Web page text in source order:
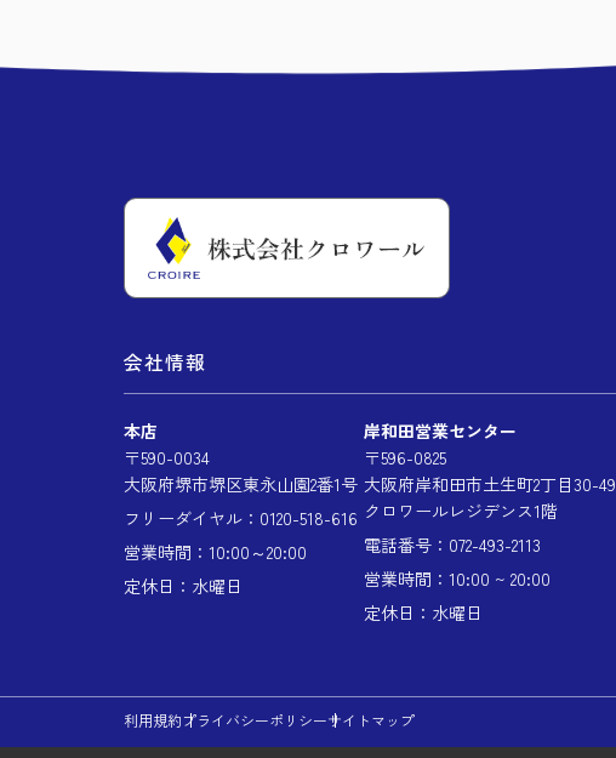
会社情報
本店
〒590-0034
大阪府堺市堺区東永山園2番1号
フリーダイヤル：0120-518-616
営業時間：10:00～20:00
定休日：水曜日
岸和田営業センター
〒596-0825
大阪府岸和田市土生町2丁目30-49
クロワールレジデンス1階
電話番号：072-493-2113
営業時間：10:00 ~ 20:00
定休日：水曜日
利用規約プライバシーポリシーサイトマップ